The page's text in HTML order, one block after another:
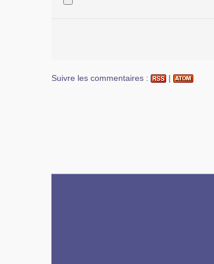
Suivre les commentaires : |